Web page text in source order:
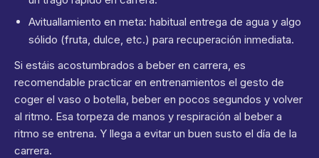
Avituallamiento en meta: habitual entrega de agua y algo
sólido (fruta, dulce, etc.) para recuperación inmediata.
Si estáis acostumbrados a beber en carrera, es
recomendable practicar en entrenamientos el gesto de
coger el vaso o botella, beber en pocos segundos y volver
al ritmo. Esa torpeza de manos y respiración al beber a
ritmo se entrena. Y llega a evitar un buen susto el día de la
carrera.